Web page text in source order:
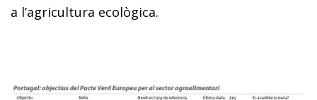
a l’agricultura ecològica.